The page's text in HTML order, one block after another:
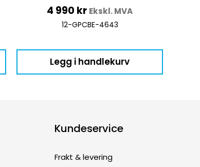
4 990 kr Ekskl. MVA
12-GPCBE-4643
Legg i handlekurv
Kundeservice
Frakt & levering